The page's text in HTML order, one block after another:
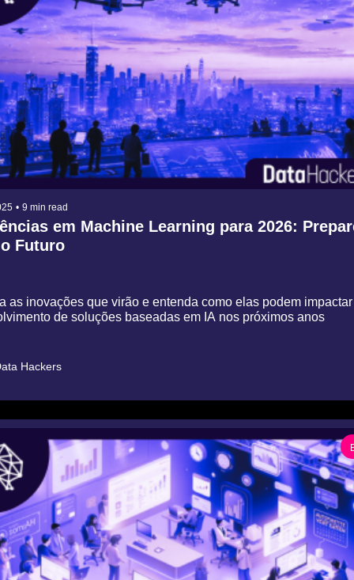
• 9 min read
em Machine Learning para 2026:
Futuro
as inovações que virão e entenda como elas podem impactar
de soluções baseadas em IA nos próximos anos
Hackers